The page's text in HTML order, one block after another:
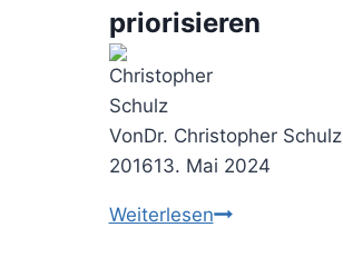
priorisieren
VonDr. Christopher Schulz
201613. Mai 2024
WeiterlesenDie